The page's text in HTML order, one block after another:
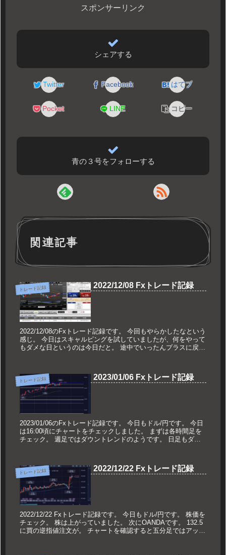
スポンサーリンク
シェアする
Twitter Facebook はてブ
Pocket LINE コピー
青の３号をフォローする
関連記事
トレード記録 2022/12/08 Fxトレード記録
2022/12/08のFxトレード記録です。 今回もやらかしたなという
感じ。 今日はスキャルピングを試していましたが、何をやって
もダメな日というのは今日だと。 途中でいったんプラスに戻し
トレード記録 2023/01/06 Fxトレード記録
2023/01/06のFxトレード記録です。 今日もドル/円です。 今日
は16:00頃にチャートをチェックしました。 まずは各時間足を
チェック。 週足ではダウントレンドのようです。 日足もダウ
トレード記録 2022/12/22 Fxトレード記録
2022/12/22 Fxトレード記録です。 今日もドル/円です。 株価を
チェック。 株は上がっていました。 次にOANDAです。 132.5
に買の逆指値注文が。 チャートを確認すると五分足ではアップ